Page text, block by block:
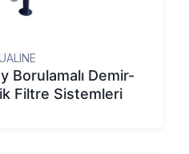
Borulamalı Demir-
Filtre Sistemleri